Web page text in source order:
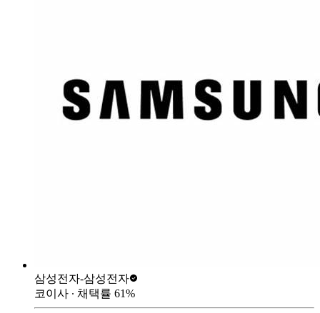
삼성전자-삼성전자
코이사 ∙ 채택률 61%